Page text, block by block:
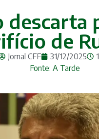
de
Jornal CFF 31/12/2025
Fonte: A Tarde